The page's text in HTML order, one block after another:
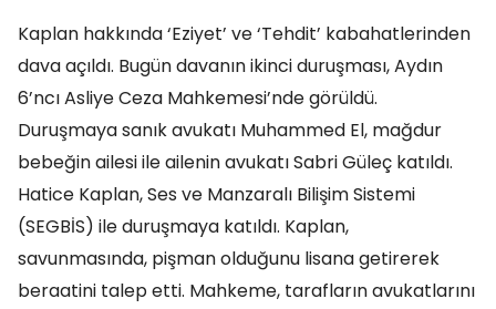
Kaplan hakkında ‘Eziyet’ ve ‘Tehdit’ kabahatlerinden
dava açıldı. Bugün davanın ikinci duruşması, Aydın
6’ncı Asliye Ceza Mahkemesi’nde görüldü.
Duruşmaya sanık avukatı Muhammed El, mağdur
bebeğin ailesi ile ailenin avukatı Sabri Güleç katıldı.
Hatice Kaplan, Ses ve Manzaralı Bilişim Sistemi
(SEGBİS) ile duruşmaya katıldı. Kaplan,
savunmasında, pişman olduğunu lisana getirerek
beraatini talep etti. Mahkeme, tarafların avukatlarını